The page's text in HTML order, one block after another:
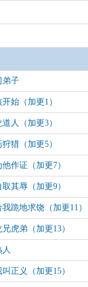
弟子
始（加更1）
人（加更3）
猎（加更5）
作证（加更7）
其辱（加更9）
跪地求饶（加更11）
虎弟（加更13）
正义（加更15）